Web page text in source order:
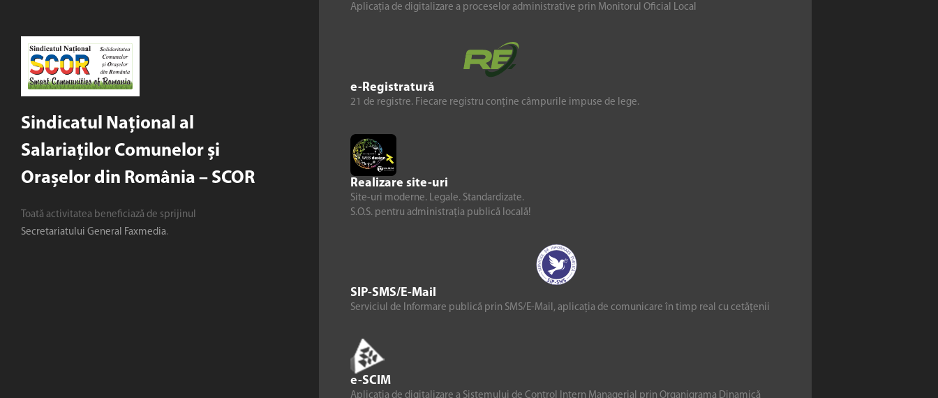
Sindicatul Național al
Salariaților Comunelor și
Orașelor din România – SCOR
Toată activitatea beneficiază de sprijinul
Secretariatului General Faxmedia.
Aplicația de digitalizare a proceselor administrative prin Monitorul Oficial Local
e-Registratură
21 de registre. Fiecare registru conține câmpurile impuse de lege.
Realizare site-uri
Site-uri moderne. Legale. Standardizate.
S.O.S. pentru administrația publică locală!
SIP-SMS/E-Mail
Serviciul de Informare publică prin SMS/E-Mail, aplicația de comunicare în timp real cu cetățenii
e-SCIM
Aplicația de digitalizare a Sistemului de Control Intern Managerial prin Organigrama Dinamică